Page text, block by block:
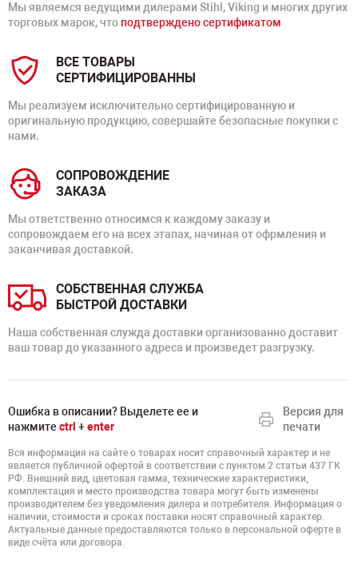
Мы являемся ведущими дилерами Stihl, Viking и многих других
торговых марок, что подтверждено сертификатом
ВСЕ ТОВАРЫ
СЕРТИФИЦИРОВАННЫ
Мы реализуем исключительно сертифицированную и
оригинальную продукцию, совершайте безопасные покупки с
нами.
СОПРОВОЖДЕНИЕ
ЗАКАЗА
Мы ответственно относимся к каждому заказу и
сопровождаем его на всех этапах, начиная от офрмления и
заканчивая доставкой.
СОБСТВЕННАЯ СЛУЖБА
БЫСТРОЙ ДОСТАВКИ
Наша собственная служда доставки организованно доставит
ваш товар до указанного адреса и произведет разгрузку.
Ошибка в описании? Выделете ее и
нажмите ctrl +enter
Версия для
печати
Вся информация на сайте о товарах носит справочный характер и не
является публичной офертой в соответствии с пунктом 2 статьи 437 ГК
РФ. Внешний вид, цветовая гамма, технические характеристики,
комплектация и место производства товара могут быть изменены
производителем без уведомления дилера и потребителя. Информация о
наличии, стоимости и сроках поставки носят справочный характер.
Актуальные данные предоставляются только в персональной оферте в
виде счёта или договора.